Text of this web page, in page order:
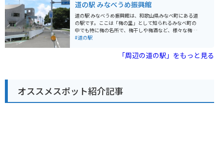
は、レストラン、特産品販売所、情報コーナーなどが併
設されており、地元の特産品である、ごま豆腐や猪肉、
鹿肉を使った料理などを味わうことができます。 バイク
で訪れる場合、高野龍神スカイラインは、タイトなコー
ナーが連続するワインディングロードとして知られてお
とることができます。
道の駅 みなべうめ振興館
道の駅 みなべうめ振興館は、和歌山県みなべ町にある道
の駅です。ここは「梅の里」として知られるみなべ町の
中でも特に梅の名所で、梅干しや梅酒など、様々な梅製
品が販売されています。 館内には、地元産の新鮮な野菜
する特産品販売所、そして食事処があります。食事処で
は、地元産の食材を使った料理や、梅干しを使った料理
産に登録されている熊野古道や、美しい海岸線が続く千
里浜など、観光スポットも点在しています。ツーリング
の休憩場所としても最適です。 みなべ町の名産品として
#道の駅
「周辺の道の駅」をもっと見る
オススメスポット紹介記事